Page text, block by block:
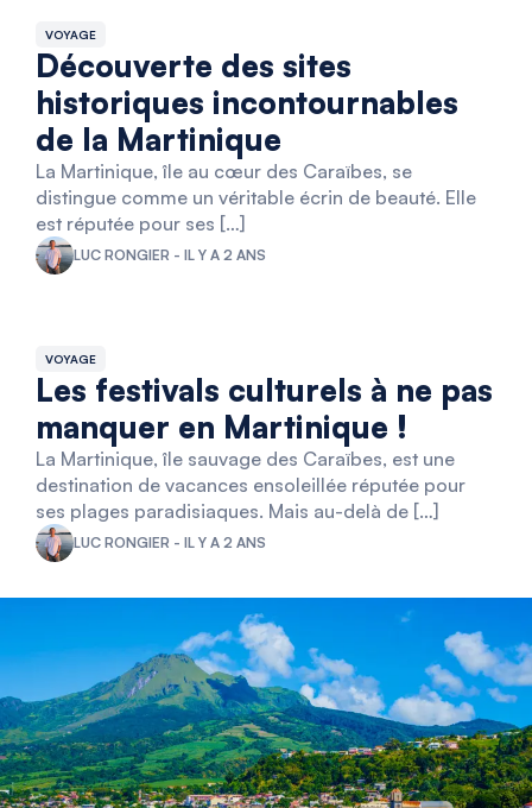
VOYAGE
Découverte des sites
historiques incontournables
de la Martinique
La Martinique, île au cœur des Caraïbes, se
distingue comme un véritable écrin de beauté. Elle
est réputée pour ses […]
LUC RONGIER - IL Y A 2 ANS
VOYAGE
Les festivals culturels à ne pas
manquer en Martinique !
La Martinique, île sauvage des Caraïbes, est une
destination de vacances ensoleillée réputée pour
ses plages paradisiaques. Mais au-delà de […]
LUC RONGIER - IL Y A 2 ANS